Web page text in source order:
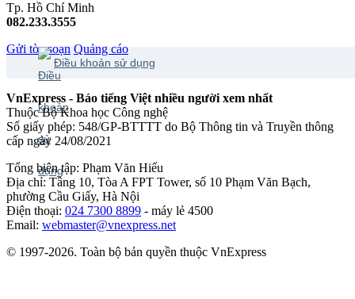
Tp. Hồ Chí Minh
082.233.3555
Gửi tòa soạn Quảng cáo
Điều khoản sử dụng
VnExpress - Báo tiếng Việt nhiều người xem nhất
Thuộc Bộ Khoa học Công nghệ
Số giấy phép: 548/GP-BTTTT do Bộ Thông tin và Truyền thông
cấp ngày 24/08/2021
Tổng biên tập: Phạm Văn Hiếu
Địa chỉ: Tầng 10, Tòa A FPT Tower, số 10 Phạm Văn Bạch,
phường Cầu Giấy, Hà Nội
Điện thoại: 024 7300 8899 - máy lẻ 4500
Email: webmaster@vnexpress.net
© 1997-2026. Toàn bộ bản quyền thuộc VnExpress